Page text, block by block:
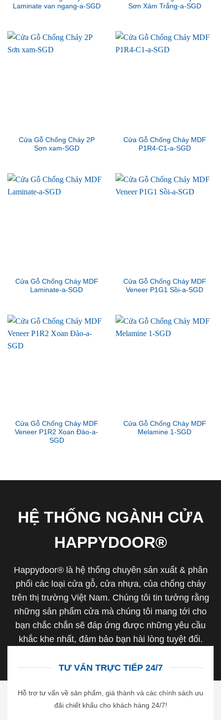
Laminate van ngang-a-SGD
Sơn Xám Trắng-a-SGD
Cửa Gỗ Chống Cháy 2P
Sơn xam-SGD
Cửa Gỗ Chống Cháy MDF
P1R4-C1-a-SGD
Cửa Gỗ Chống Cháy MDF
Laminate-a-SGD
Cửa Gỗ Chống Cháy MDF
Veneer P1G1 Sồi-a-SGD
Cửa Gỗ Chống Cháy MDF
Veneer P1R2 Xoan Đào-a-
SGD
Cửa Gỗ Chống Cháy MDF
Melamine 1-SGD
HỆ THỐNG NGÀNH CỬA
HAPPYDOOR®
Happydoor® là hệ thống chuyên sản xuất & phân
phối các loại cửa gỗ, cửa nhựa, của chống cháy
trên thị trường Việt Nam. Chúng tôi tin tưởng rằng
những sản phẩm cửa mà chúng tôi mang tới cho
bạn chắc chắn sẽ đáp ứng được những yêu cầu
khắc khe nhất, đảm bảo bạn hài lòng tuyệt đối.
TƯ VẤN TRỰC TIẾP 24/7
Hỗ trợ tư vấn về sản phẩm, giá thành và các chính sách ưu
đãi chiết khấu cho khách hàng 24/7!